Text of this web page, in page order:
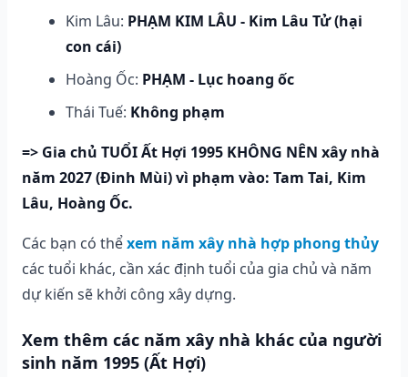
Kim Lâu: PHẠM KIM LÂU - Kim Lâu Tử (hại
con cái)
Hoàng Ốc: PHẠM - Lục hoang ốc
Thái Tuế: Không phạm
=> Gia chủ TUỔI Ất Hợi 1995 KHÔNG NÊN xây nhà
năm 2027 (Đinh Mùi) vì phạm vào: Tam Tai, Kim
Lâu, Hoàng Ốc.
Các bạn có thểxem năm xây nhà hợp phong thủy
các tuổi khác, cần xác định tuổi của gia chủ và năm
dự kiến sẽ khởi công xây dựng.
Xem thêm các năm xây nhà khác của người
sinh năm 1995 (Ất Hợi)